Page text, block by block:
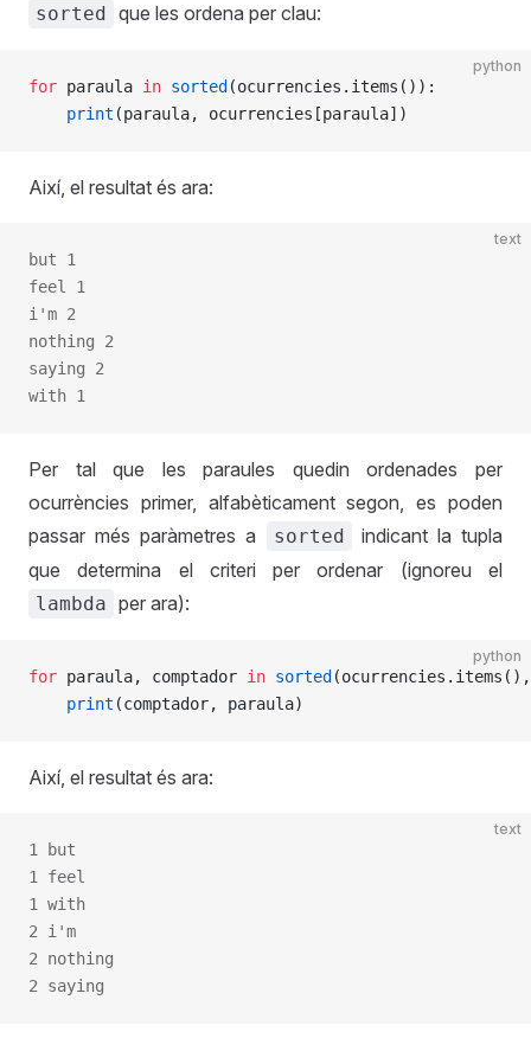
sorted que les ordena per clau:
python
for paraula in sorted (ocurrencies.items()):
    print
(paraula, ocurrencies[paraula])
Així, el resultat és ara:
text
but 1
feel 1
i'm 2
nothing 2
saying 2
with 1
Per tal que les paraules quedin ordenades per
ocurrències primer, alfabèticament segon, es poden
passar més paràmetres a
sorted
indicant la tupla
que determina el criteri per ordenar (ignoreu el
lambda per ara):
python
for paraula, comptador in sorted
    print
(comptador, paraula)
Així, el resultat és ara:
text
1 but
1 feel
1 with
2 i'm
2 nothing
2 saying